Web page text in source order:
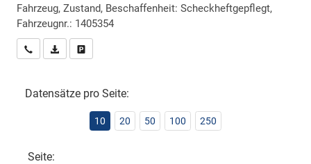
Fahrzeug, Zustand, Beschaffenheit: Scheckheftgepflegt,
Fahrzeugnr.: 1405354
Wir rufen Sie anPDF-Datei, Fahrzeugexposé drucken
Datensätze pro Seite:
10 20 50 100 250
Seite: